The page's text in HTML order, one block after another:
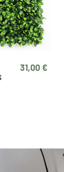
31,00 €